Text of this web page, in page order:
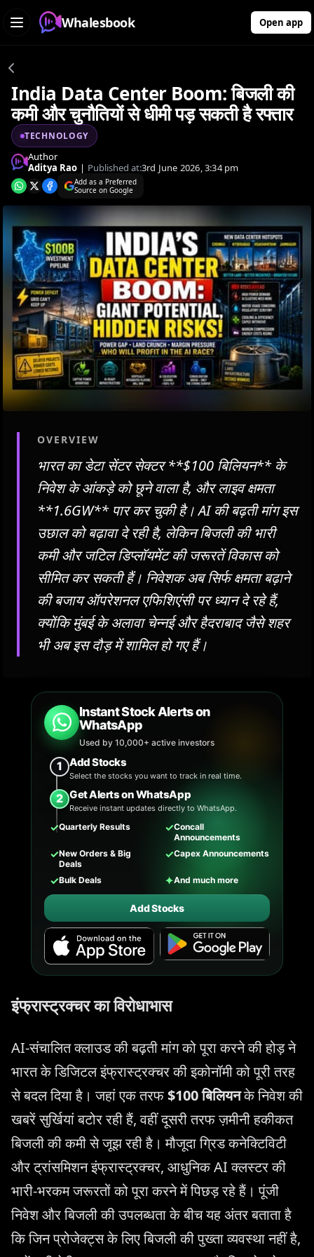
Whalesbook Open app
India Data Center Boom: बिजली की
कमी और चुनौतियों से धीमी पड़ सकती है रफ्तार
TECHNOLOGY
Author
Aditya Rao | Published at:3rd June 2026, 3:34 pm
Add as a Preferred
Source on Google
OVERVIEW
भारत का डेटा सेंटर सेक्टर **$100 बिलियन** के
निवेश के आंकड़े को छूने वाला है, और लाइव क्षमता
**1.6GW** पार कर चुकी है। AI की बढ़ती मांग इस
उछाल को बढ़ावा दे रही है, लेकिन बिजली की भारी
कमी और जटिल डिप्लॉयमेंट की जरूरतें विकास को
सीमित कर सकती हैं। निवेशक अब सिर्फ क्षमता बढ़ाने
की बजाय ऑपरेशनल एफिशिएंसी पर ध्यान दे रहे हैं,
क्योंकि मुंबई के अलावा चेन्नई और हैदराबाद जैसे शहर
भी अब इस दौड़ में शामिल हो गए हैं।
Instant Stock Alerts on
WhatsApp
Used by 10,000+ active investors
1 Add Stocks
Select the stocks you want to track in real time.
2 Get Alerts on WhatsApp
Receive instant updates directly to WhatsApp.
✓Quarterly Results ✓Concall
Announcements
✓New Orders & Big
Deals
✓Capex Announcements
✓Bulk Deals ✦And much more
Add Stocks
इंफ्रास्ट्रक्चर का विरोधाभास
AI-संचालित क्लाउड की बढ़ती मांग को पूरा करने की होड़ ने
भारत के डिजिटल इंफ्रास्ट्रक्चर की इकोनॉमी को पूरी तरह
से बदल दिया है। जहां एक तरफ$100 बिलियनके निवेश की
खबरें सुर्खियां बटोर रही हैं, वहीं दूसरी तरफ ज़मीनी हकीकत
बिजली की कमी से जूझ रही है। मौजूदा ग्रिड कनेक्टिविटी
और ट्रांसमिशन इंफ्रास्ट्रक्चर, आधुनिक AI क्लस्टर की
भारी-भरकम जरूरतों को पूरा करने में पिछड़ रहे हैं। पूंजी
निवेश और बिजली की उपलब्धता के बीच यह अंतर बताता है
कि जिन प्रोजेक्ट्स के लिए बिजली की पुख्ता व्यवस्था नहीं है,